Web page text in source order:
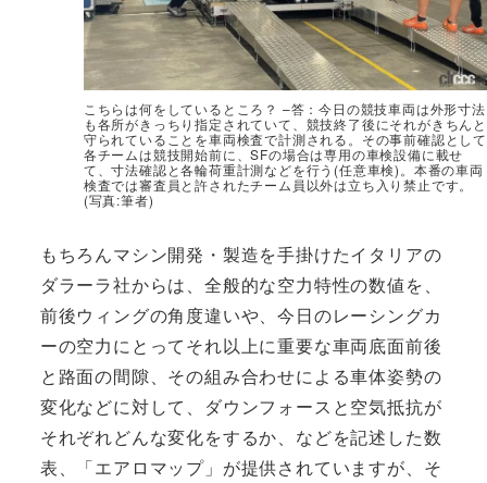
こちらは何をしているところ？ –答：今日の競技車両は外形寸法
も各所がきっちり指定されていて、競技終了後にそれがきちんと
守られていることを車両検査で計測される。その事前確認として
各チームは競技開始前に、SFの場合は専用の車検設備に載せ
て、寸法確認と各輪荷重計測などを行う(任意車検)。本番の車両
検査では審査員と許されたチーム員以外は立ち入り禁止です。
(写真:筆者)
もちろんマシン開発・製造を手掛けたイタリアの
ダラーラ社からは、全般的な空力特性の数値を、
前後ウィングの角度違いや、今日のレーシングカ
ーの空力にとってそれ以上に重要な車両底面前後
と路面の間隙、その組み合わせによる車体姿勢の
変化などに対して、ダウンフォースと空気抵抗が
それぞれどんな変化をするか、などを記述した数
表、「エアロマップ」が提供されていますが、そ